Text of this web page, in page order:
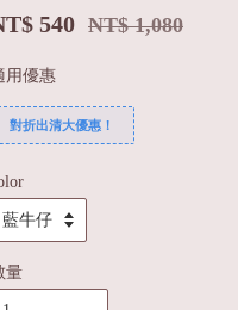
540 NT$ 1,080
用優惠
對折出清大優惠！
量